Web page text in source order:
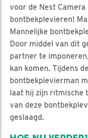
voor de Nest
bontbekplevieren!
Mannelijke
Door middel van dit
partner te
kan komen. Tijdens
bontbekplevierman
laat hij zijn ritmische
van deze
geslaagd.